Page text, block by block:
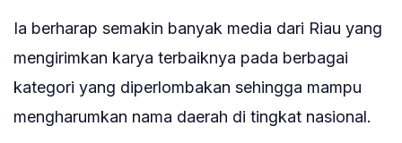
Ia berharap semakin banyak media dari Riau yang
mengirimkan karya terbaiknya pada berbagai
kategori yang diperlombakan sehingga mampu
mengharumkan nama daerah di tingkat nasional.